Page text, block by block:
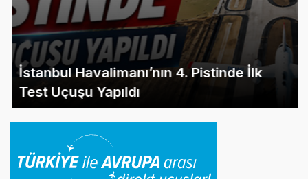
İstanbul Havalimanı’nın 4. Pistinde İlk
Test Uçuşu Yapıldı